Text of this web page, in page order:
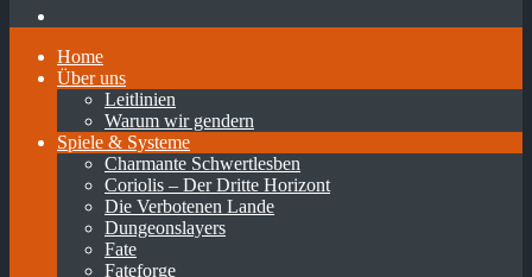
Home
Über uns
Leitlinien
Warum wir gendern
Spiele & Systeme
Charmante Schwertlesben
Coriolis – Der Dritte Horizont
Die Verbotenen Lande
Dungeonslayers
Fate
Fateforge